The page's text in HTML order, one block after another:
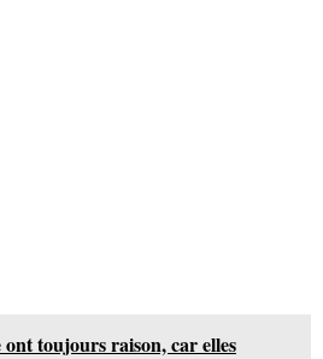
ont toujours raison, car elles